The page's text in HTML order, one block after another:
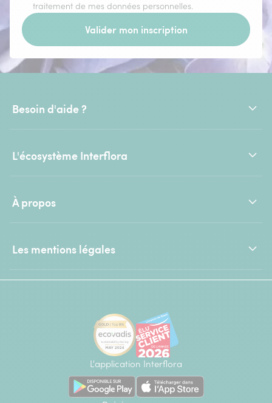
traitement de mes données personnelles.
Valider mon inscription
Besoin d'aide ?
L'écosystème Interflora
À propos
Les mentions légales
L'application Interflora